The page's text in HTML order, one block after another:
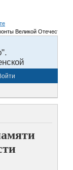
Великой